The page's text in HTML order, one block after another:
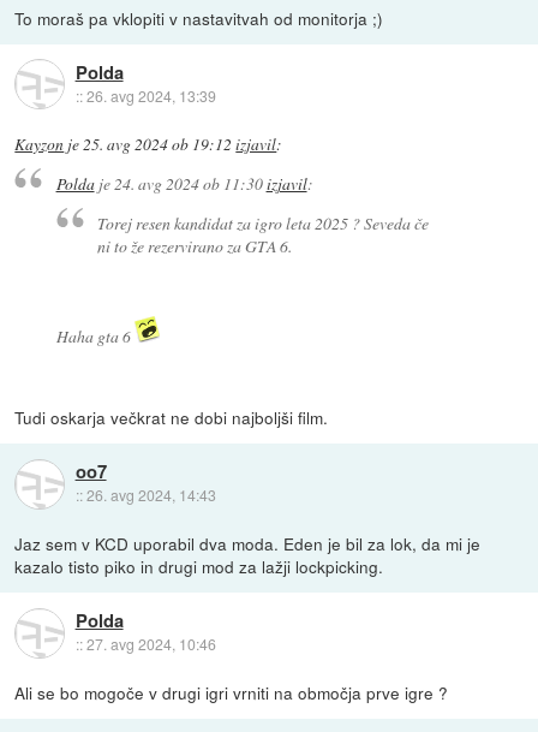
To moraš pa vklopiti v nastavitvah od monitorja ;)
Polda
::26. avg 2024, 13:39
Kayzon je25. avg 2024 ob 19:12 izjavil:
Poldaje24. avg 2024 ob 11:30izjavil:
Torej resen kandidat za igro leta 2025 ? Seveda če
ni to že rezervirano za GTA 6.
Haha gta 6
Tudi oskarja večkrat ne dobi najboljši film.
oo7
::26. avg 2024, 14:43
Jaz sem v KCD uporabil dva moda. Eden je bil za lok, da mi je
kazalo tisto piko in drugi mod za lažji lockpicking.
Polda
::27. avg 2024, 10:46
Ali se bo mogoče v drugi igri vrniti na območja prve igre ?